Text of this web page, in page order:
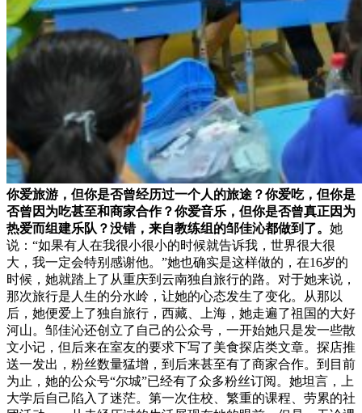
你爱旅游，但你是否曾经历过一个人的旅途？你爱吃，但你是
否曾因为吃甚至和商家合作？你爱音乐，但你是否曾真正因为
热爱而组建乐队？没错，来自教练组的邹佳沁都做到了。 她
说：“如果有人在我很小很小的时候就告诉我，世界很大很
大，我一定会特别感谢他。”她也确实是这样做的，在16岁的
时候，她就踏上了从重庆到云南独自旅行的路。对于她来说，
那次旅行是人生的分水岭，让她的心态发生了变化。从那以
后，她便爱上了独自旅行，西藏、上海，她走遍了祖国的大好
河山。邹佳沁还创立了自己的公众号，一开始她只是发一些散
文小记，但后来在室友的要求下写了美食探店类文章。探店推
送一发出，粉丝数量猛增，到后来甚至有了商家合作。到目前
为止，她的公众号“尔城”已经有了众多粉丝订阅。她坦言，上
大学后自己陷入了迷茫。第一次住校、繁重的课程、劳累的社